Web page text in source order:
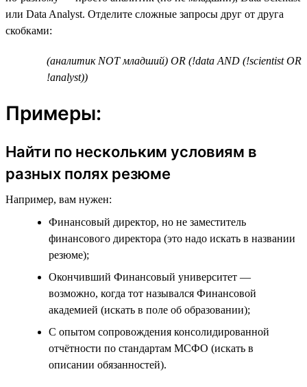
или Data Analyst. Отделите сложные запросы друг от друга
скобками:
(аналитик NOT младший) OR (!data AND (!scientist OR
!analyst))
Примеры:
Найти по нескольким условиям в
разных полях резюме
Например, вам нужен:
Финансовый директор, но не заместитель
финансового директора (это надо искать в названии
резюме);
Окончивший Финансовый университет —
возможно, когда тот назывался Финансовой
академией (искать в поле об образовании);
С опытом сопровождения консолидированной
отчётности по стандартам МСФО (искать в
описании обязанностей).